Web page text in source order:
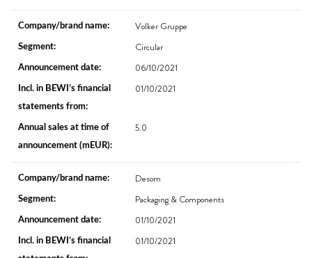
Volker Gruppe
Circular
06/10/2021
01/10/2021
5.0
Desom
Packaging & Components
01/10/2021
01/10/2021